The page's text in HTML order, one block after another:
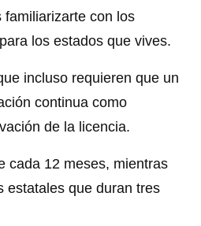
familiarizarte con los
los estados que vives.
incluso requieren que un
continua como
de la licencia.
cada 12 meses, mientras
estatales que duran tres